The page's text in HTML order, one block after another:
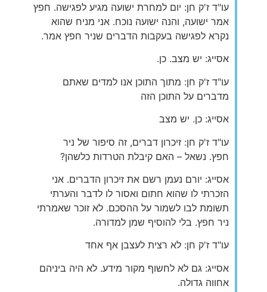
עו"ד ז'ק חן: יום למחרת ישועה מגיע לפגישה. חפץ
אמר ישועה, והנה ישועה נוכח. אני מניח שהוא
נקרא לפגישה בעקבות הדברים שניר חפץ אמר.
אסייג: יש מצב. כן.
עו"ד ז'ק חן: מתוך התוכן אנו למדים שאתם
מדברים על התוכן הזה
אסייג: כן. יש מצב
עו"ד ז'ק חן: זיכרון דברים, זה סיפור של ניר
חפץ. נשאל – האם קיבלת הטרדות כלשהן?
אסייג: יורם נעמן רשם את זיכרון הדברים. אני
הזכרתי לו שהוא חתום ואסור לו לדבר והערתי
תשומת לבו לשמור על ההסכם. לא זוכר שאמרתי
ניר חפץ. בלי להוסיף שמן למדורה.
עו"ד ז'ק חן: לא רצית לעצבן אף אחד
אסייג: גם לא לחשוף מקור מידע. לא היה ביניהם
אחווה גדולה.